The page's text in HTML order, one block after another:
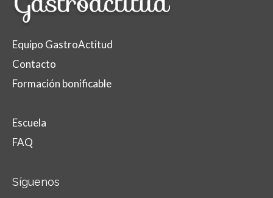
Equipo GastroActitud
Contacto
Formación bonificable
Escuela
FAQ
Síguenos